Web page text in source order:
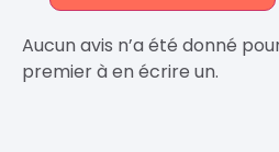
Aucun avis n’a été donné
premier à en écrire un.